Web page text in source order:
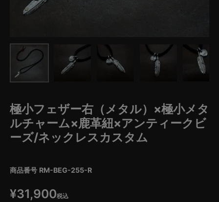
極小フェザー右（メタル）×極小メタ
ルチャーム×鹿革紐×アンティークビ
ーズ/ネックレスカスタム
商品番号 RM-BEG-255-R
¥31,900税込